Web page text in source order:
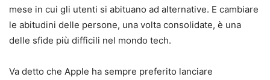
mese in cui gli utenti si abituano ad alternative. E cambiare
le abitudini delle persone, una volta consolidate, è una
delle sfide più difficili nel mondo tech.
Va detto che Apple ha sempre preferito lanciare